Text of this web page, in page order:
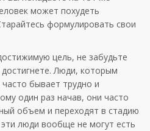
может похудеть
формулировать свои
цель, не забудьте
Люди, которым
бывает трудно и
один раз начав, они часто
объем и переходят в стадию
эти люди вообще не могут есть